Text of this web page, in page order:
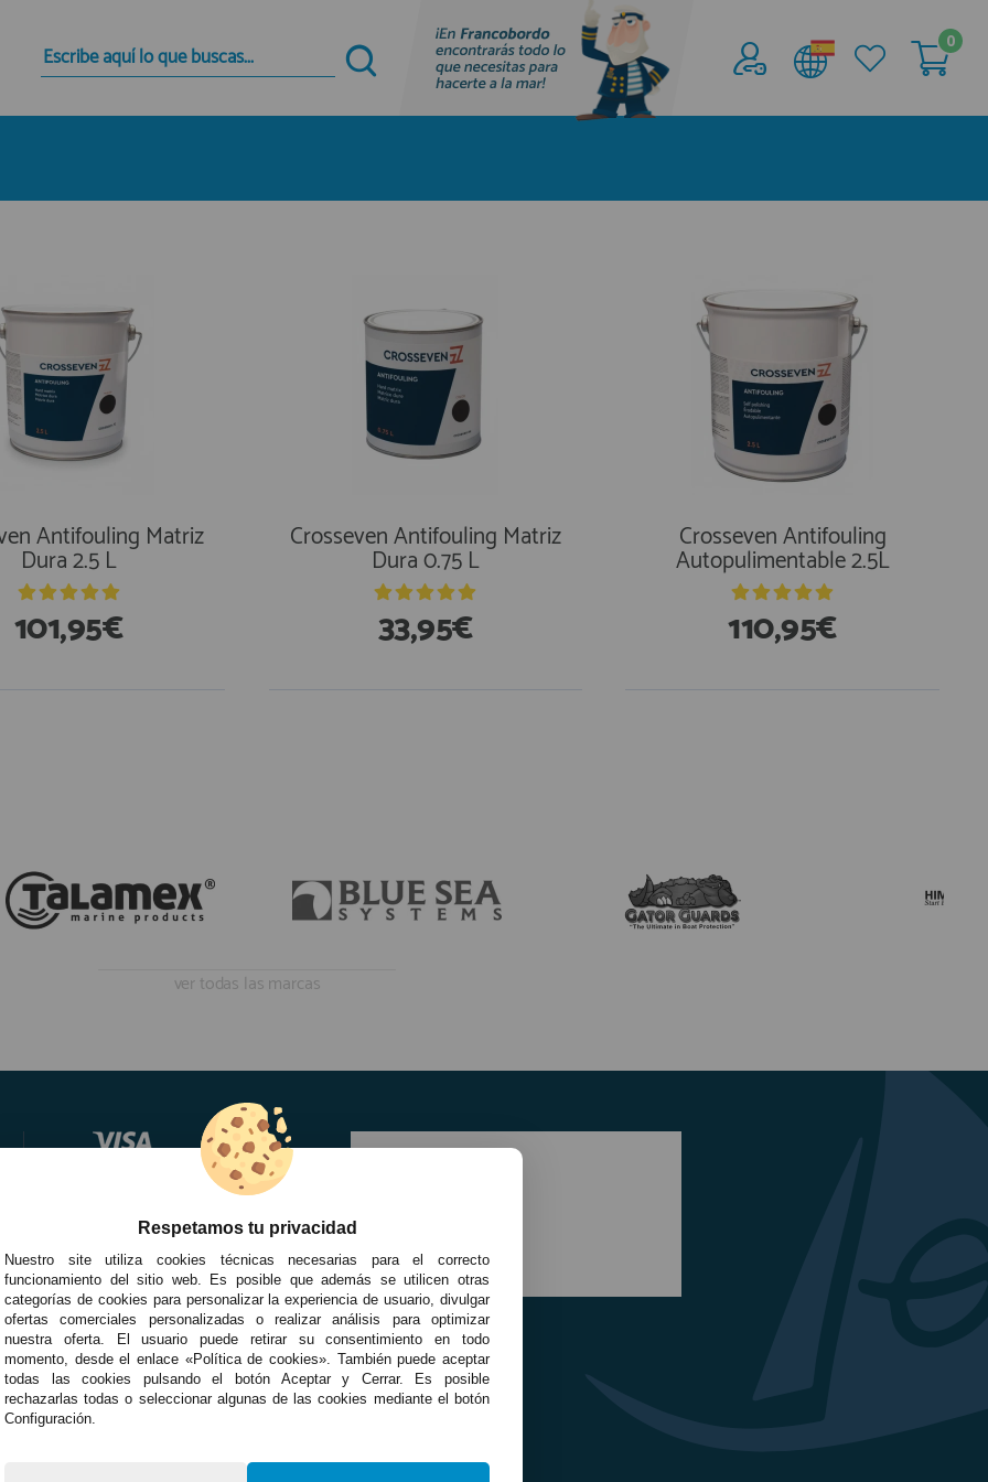
Quiero registrarme
Nuevo cliente
tienda virtual, revisar el estado de tus pedidos y
registro cliente
Acceder al
Área profesionales
registro profesional
0
Antifouling Matriz
Dura 2.5 L
101,95€
Crosseven Antifouling Matriz
Dura 0.75 L
33,95€
Crosseven Antifouling
Autopulimentable 2.5L
110,95€
ver todas las marcas
Respetamos tu privacidad
Nuestro site utiliza cookies técnicas necesarias para el correcto
funcionamiento del sitio web. Es posible que además se utilicen otras
categorías de cookies para personalizar la experiencia de usuario, divulgar
ofertas comerciales personalizadas o realizar análisis para optimizar
nuestra oferta. El usuario puede retirar su consentimiento en todo
momento, desde el enlace «Política de cookies». También puede aceptar
todas las cookies pulsando el botón Aceptar y Cerrar. Es posible
rechazarlas todas o seleccionar algunas de las cookies mediante el botón
Configuración.